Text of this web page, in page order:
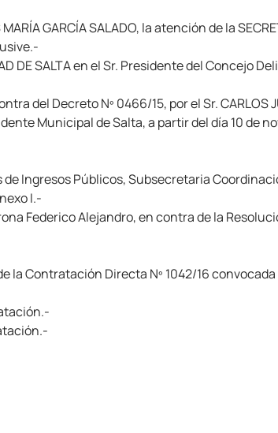
GARCÍA SALADO, la atención de la
DE SALTA en el Sr. Presidente del Concejo
del Decreto Nº 0466/15, por el Sr. CARLOS
Municipal de Salta, a partir del día 10 de
de Ingresos Públicos, Subsecretaria
I.-
Federico Alejandro, en contra de la
Contratación Directa Nº 1042/16 convocada